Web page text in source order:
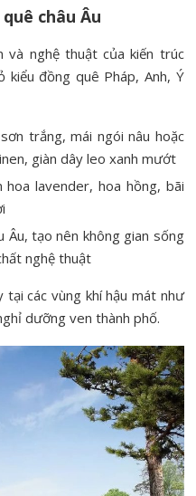
châu Âu
và nghệ thuật của kiến trúc
kiểu đồng quê Pháp, Anh, Ý
trắng, mái ngói nâu hoặc
giàn dây leo xanh mướt
lavender, hoa hồng, bãi
Âu, tạo nên không gian sống
nghệ thuật
các vùng khí hậu mát như
dưỡng ven thành phố.